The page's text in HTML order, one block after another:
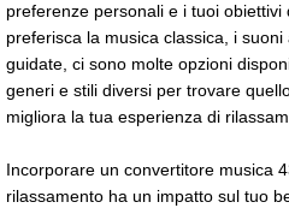
preferenze personali e i tuoi obiettivi
preferisca la musica classica, i
guidate, ci sono molte opzioni
generi e stili diversi per trovare
migliora la tua esperienza di
Incorporare un convertitore musica
rilassamento ha un impatto sul tuo